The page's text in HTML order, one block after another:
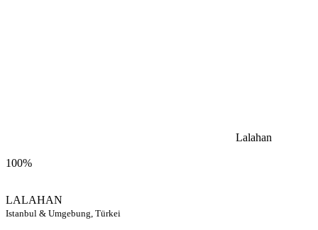
Lalahan
100%
LALAHAN
Istanbul & Umgebung, Türkei